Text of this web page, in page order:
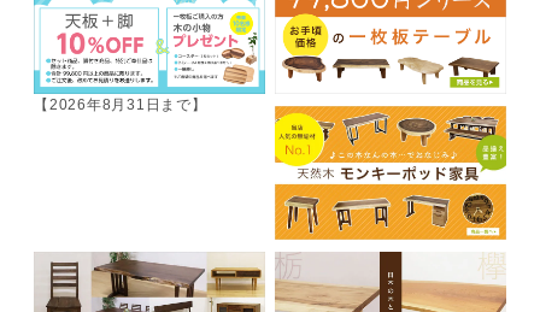
【2026年8月31日まで】